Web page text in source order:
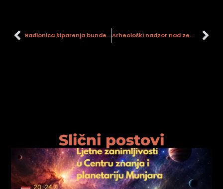
Radionica kiparenja bundeva Arheološki nadzor nad zemljanim radovima pri iskopu rova za potrebe zamjene postojećeg kabla za priključak trgovačkog centra Konzum
Slični postovi